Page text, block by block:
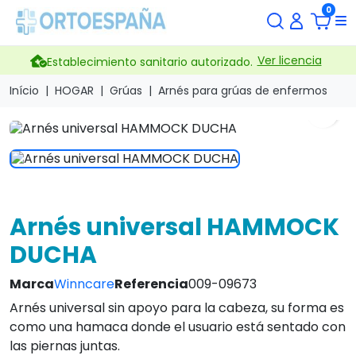
0
Establecimiento sanitario autorizado. Ver licencia
Início
HOGAR Grúas Arnés para grúas de enfermos
Arnés universal HAMMOCK
DUCHA
MarcaWinncareReferencia009-09673
Arnés universal sin apoyo para la cabeza, su forma es
como una hamaca donde el usuario está sentado con
las piernas juntas.